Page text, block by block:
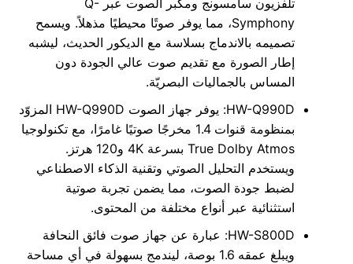
تلفزيون سامسونج ومكبر الصوت عبر Q-
Symphony، مما يوفر صوتًا محيطيًا مذهلاً. ويسمح
تصميمه بالاندماج بسلاسة مع الديكور الحديث، ليشبه
إطار الصورة مع تقديم صوت عالي الجودة دون
المساس بالجماليات البصريّة.
HW-Q990D: يوفر جهاز الصوت HW-Q990D المزوّد
بمنظومة قنوات 1.4 مخرجًا صوتيًا غامرًا، مع تكنولوجيا
True Dolby Atmos بسرعة 4K و120 هرتز.
ويستخدم التحليل الصوتي وتقنية الذكاء الاصطناعي
لضبط جودة الصوت، مما يضمن تجربة صوتية
استثنائية عبر أنواع مختلفة من المحتوى.
HW-S800D: عبارة عن جهاز صوت فائق النحافة
ويبلغ عمقه 1.6 بوصة، ليندمج بسهولة في أي مساحة